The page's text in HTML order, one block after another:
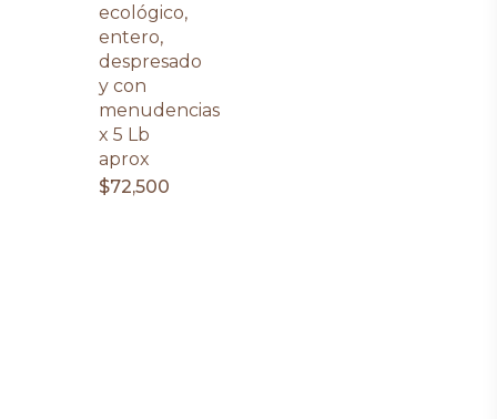
ecológico,
entero,
despresado
y con
menudencias
x 5 Lb
aprox
$72,500